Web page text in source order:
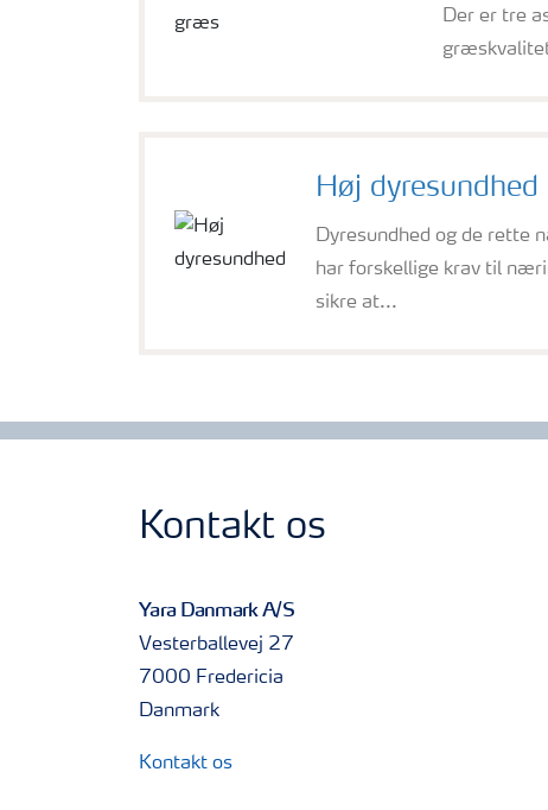
Der er tre
Høj dyresundhed
Dyresundhed og de rette
har forskellige krav til
sikre at...
Kontakt os
Yara Danmark A/S
Vesterballevej 27
7000 Fredericia
Danmark
Kontakt os